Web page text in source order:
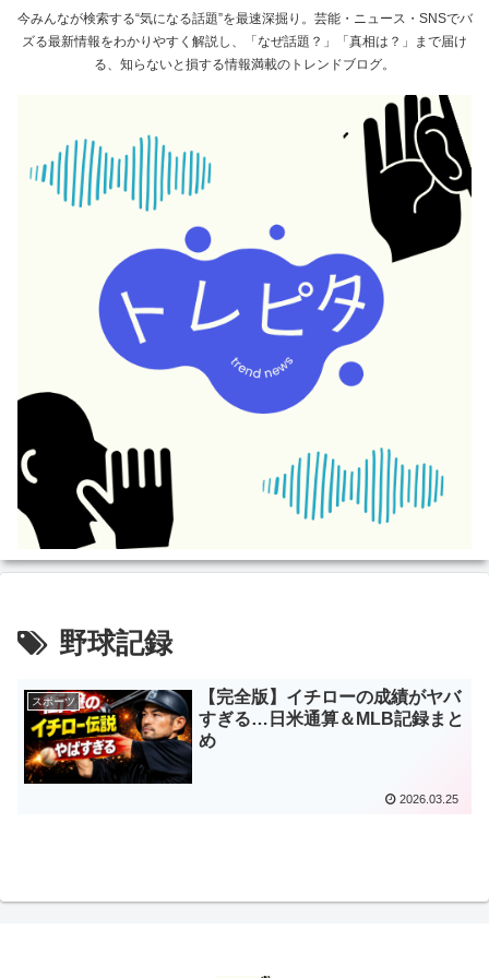
今みんなが検索する“気になる話題”を最速深掘り。芸能・ニュース・SNSでバ
ズる最新情報をわかりやすく解説し、「なぜ話題？」「真相は？」まで届け
る、知らないと損する情報満載のトレンドブログ。
野球記録
スポーツ
【完全版】イチローの成績がヤバ
すぎる…日米通算＆MLB記録まと
め
2026.03.25